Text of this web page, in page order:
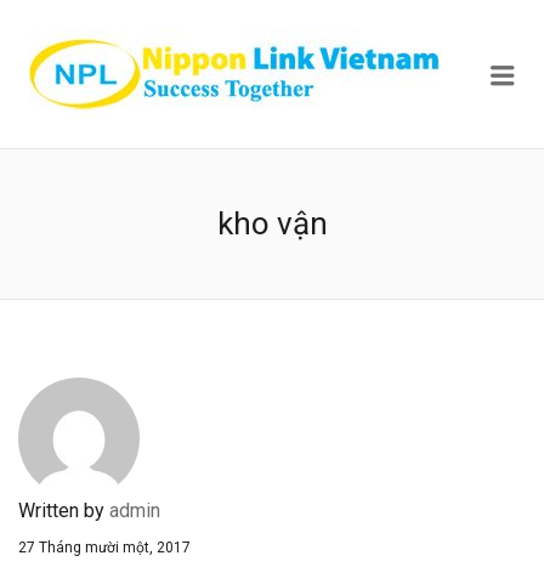
kho vận
Written by admin
27 Tháng mười một, 2017